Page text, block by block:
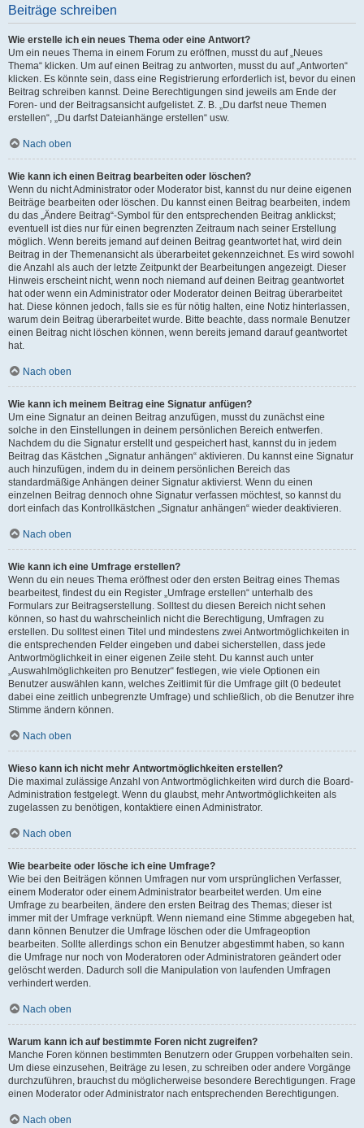
Beiträge schreiben
Wie erstelle ich ein neues Thema oder eine Antwort?
Um ein neues Thema in einem Forum zu eröffnen, musst du auf „Neues
Thema“ klicken. Um auf einen Beitrag zu antworten, musst du auf „Antworten“
klicken. Es könnte sein, dass eine Registrierung erforderlich ist, bevor du einen
Beitrag schreiben kannst. Deine Berechtigungen sind jeweils am Ende der
Foren- und der Beitragsansicht aufgelistet. Z. B. „Du darfst neue Themen
erstellen“, „Du darfst Dateianhänge erstellen“ usw.
Nach oben
Wie kann ich einen Beitrag bearbeiten oder löschen?
Wenn du nicht Administrator oder Moderator bist, kannst du nur deine eigenen
Beiträge bearbeiten oder löschen. Du kannst einen Beitrag bearbeiten, indem
du das „Ändere Beitrag“-Symbol für den entsprechenden Beitrag anklickst;
eventuell ist dies nur für einen begrenzten Zeitraum nach seiner Erstellung
möglich. Wenn bereits jemand auf deinen Beitrag geantwortet hat, wird dein
Beitrag in der Themenansicht als überarbeitet gekennzeichnet. Es wird sowohl
die Anzahl als auch der letzte Zeitpunkt der Bearbeitungen angezeigt. Dieser
Hinweis erscheint nicht, wenn noch niemand auf deinen Beitrag geantwortet
hat oder wenn ein Administrator oder Moderator deinen Beitrag überarbeitet
hat. Diese können jedoch, falls sie es für nötig halten, eine Notiz hinterlassen,
warum dein Beitrag überarbeitet wurde. Bitte beachte, dass normale Benutzer
einen Beitrag nicht löschen können, wenn bereits jemand darauf geantwortet
hat.
Nach oben
Wie kann ich meinem Beitrag eine Signatur anfügen?
Um eine Signatur an deinen Beitrag anzufügen, musst du zunächst eine
solche in den Einstellungen in deinem persönlichen Bereich entwerfen.
Nachdem du die Signatur erstellt und gespeichert hast, kannst du in jedem
Beitrag das Kästchen „Signatur anhängen“ aktivieren. Du kannst eine Signatur
auch hinzufügen, indem du in deinem persönlichen Bereich das
standardmäßige Anhängen deiner Signatur aktivierst. Wenn du einen
einzelnen Beitrag dennoch ohne Signatur verfassen möchtest, so kannst du
dort einfach das Kontrollkästchen „Signatur anhängen“ wieder deaktivieren.
Nach oben
Wie kann ich eine Umfrage erstellen?
Wenn du ein neues Thema eröffnest oder den ersten Beitrag eines Themas
bearbeitest, findest du ein Register „Umfrage erstellen“ unterhalb des
Formulars zur Beitragserstellung. Solltest du diesen Bereich nicht sehen
können, so hast du wahrscheinlich nicht die Berechtigung, Umfragen zu
erstellen. Du solltest einen Titel und mindestens zwei Antwortmöglichkeiten in
die entsprechenden Felder eingeben und dabei sicherstellen, dass jede
Antwortmöglichkeit in einer eigenen Zeile steht. Du kannst auch unter
„Auswahlmöglichkeiten pro Benutzer“ festlegen, wie viele Optionen ein
Benutzer auswählen kann, welches Zeitlimit für die Umfrage gilt (0 bedeutet
dabei eine zeitlich unbegrenzte Umfrage) und schließlich, ob die Benutzer ihre
Stimme ändern können.
Nach oben
Wieso kann ich nicht mehr Antwortmöglichkeiten erstellen?
Die maximal zulässige Anzahl von Antwortmöglichkeiten wird durch die Board-
Administration festgelegt. Wenn du glaubst, mehr Antwortmöglichkeiten als
zugelassen zu benötigen, kontaktiere einen Administrator.
Nach oben
Wie bearbeite oder lösche ich eine Umfrage?
Wie bei den Beiträgen können Umfragen nur vom ursprünglichen Verfasser,
einem Moderator oder einem Administrator bearbeitet werden. Um eine
Umfrage zu bearbeiten, ändere den ersten Beitrag des Themas; dieser ist
immer mit der Umfrage verknüpft. Wenn niemand eine Stimme abgegeben hat,
dann können Benutzer die Umfrage löschen oder die Umfrageoption
bearbeiten. Sollte allerdings schon ein Benutzer abgestimmt haben, so kann
die Umfrage nur noch von Moderatoren oder Administratoren geändert oder
gelöscht werden. Dadurch soll die Manipulation von laufenden Umfragen
verhindert werden.
Nach oben
Warum kann ich auf bestimmte Foren nicht zugreifen?
Manche Foren können bestimmten Benutzern oder Gruppen vorbehalten sein.
Um diese einzusehen, Beiträge zu lesen, zu schreiben oder andere Vorgänge
durchzuführen, brauchst du möglicherweise besondere Berechtigungen. Frage
einen Moderator oder Administrator nach entsprechenden Berechtigungen.
Nach oben